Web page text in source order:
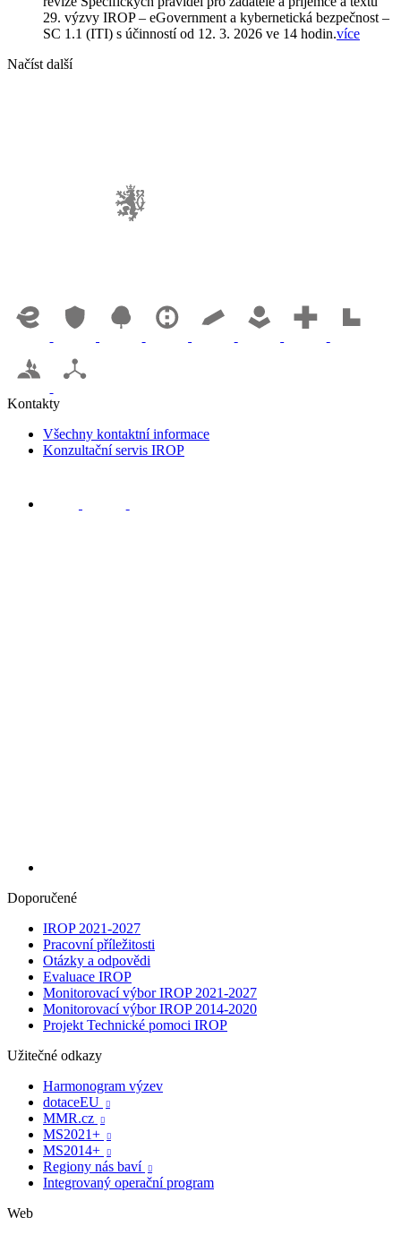
29. výzvy IROP – eGovernment a kybernetická bezpečnost –
SC 1.1 (ITI) s účinností od 12. 3. 2026 ve 14 hodin.více
Načíst další
Kontakty
Všechny kontaktní informace
Konzultační servis IROP
Doporučené
IROP 2021-2027
Pracovní příležitosti
Otázky a odpovědi
Evaluace IROP
Monitorovací výbor IROP 2021-2027
Monitorovací výbor IROP 2014-2020
Projekt Technické pomoci IROP
Užitečné odkazy
Harmonogram výzev
dotaceEU

MMR.cz 
MS2021+ 
MS2014+ 
Regiony nás baví 
Integrovaný operační program
Web